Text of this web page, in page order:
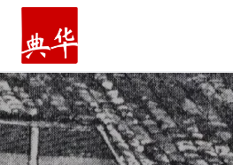
主頁